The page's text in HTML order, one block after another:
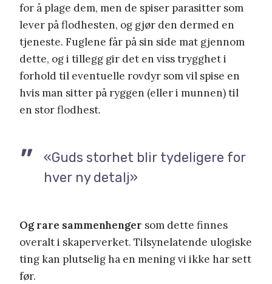
for å plage dem, men de spiser parasitter som
lever på flodhesten, og gjør den dermed en
tjeneste. Fuglene får på sin side mat gjennom
dette, og i tillegg gir det en viss trygghet i
forhold til eventuelle rovdyr som vil spise en
hvis man sitter på ryggen (eller i munnen) til
en stor flodhest.
«Guds storhet blir tydeligere for
hver ny detalj»
Og rare sammenhenger som dette finnes
overalt i skaperverket. Tilsynelatende ulogiske
ting kan plutselig ha en mening vi ikke har sett
før.